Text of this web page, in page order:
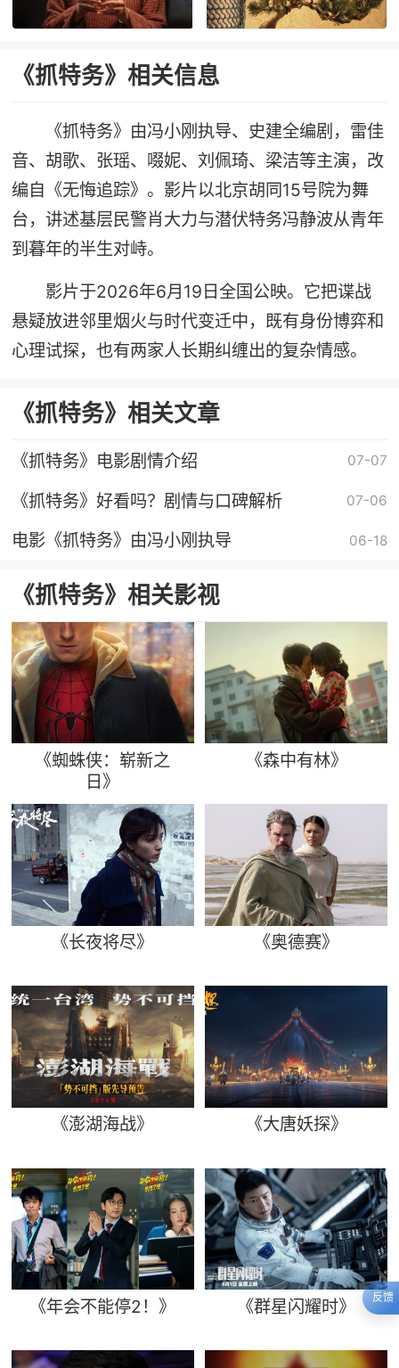
《抓特务》相关信息
《抓特务》由冯小刚执导、史建全编剧，雷佳
音、胡歌、张瑶、啜妮、刘佩琦、梁洁等主演，改
编自《无悔追踪》。影片以北京胡同15号院为舞
台，讲述基层民警肖大力与潜伏特务冯静波从青年
到暮年的半生对峙。
影片于2026年6月19日全国公映。它把谍战
悬疑放进邻里烟火与时代变迁中，既有身份博弈和
心理试探，也有两家人长期纠缠出的复杂情感。
《抓特务》相关文章
《抓特务》电影剧情介绍 07-07
《抓特务》好看吗？剧情与口碑解析 07-06
电影《抓特务》由冯小刚执导 06-18
《抓特务》相关影视
《蜘蛛侠：崭新之
日》
《森中有林》
《长夜将尽》 《奥德赛》
《澎湖海战》 《大唐妖探》
《年会不能停2！》 《群星闪耀时》 反馈